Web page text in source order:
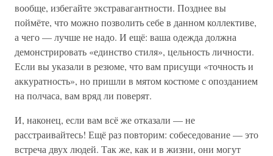
вообще, избегайте экстравагантности. Позднее вы
поймёте, что можно позволить себе в данном коллективе,
а чего — лучше не надо. И ещё: ваша одежда должна
демонстрировать «единство стиля», цельность личности.
Если вы указали в резюме, что вам присущи «точность и
аккуратность», но пришли в мятом костюме с опозданием
на полчаса, вам вряд ли поверят.
И, наконец, если вам всё же отказали — не
расстраивайтесь! Ещё раз повторим: собеседование — это
встреча двух людей. Так же, как и в жизни, они могут